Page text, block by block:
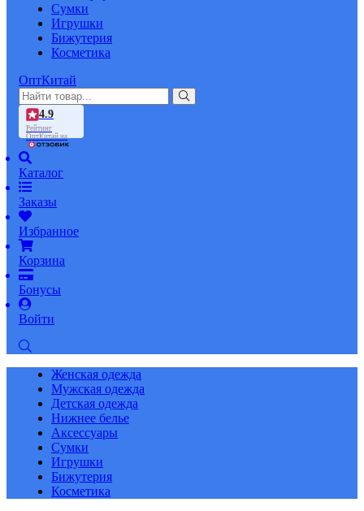
Сумки
Игрушки
Бижутерия
Косметика
ОптКитай
4.9
Рейтинг
ОптКитай на
Каталог
Заказы
Избранное
Корзина
Бонусы
Войти
Женская одежда
Мужская одежда
Детская одежда
Нижнее белье
Аксессуары
Сумки
Игрушки
Бижутерия
Косметика